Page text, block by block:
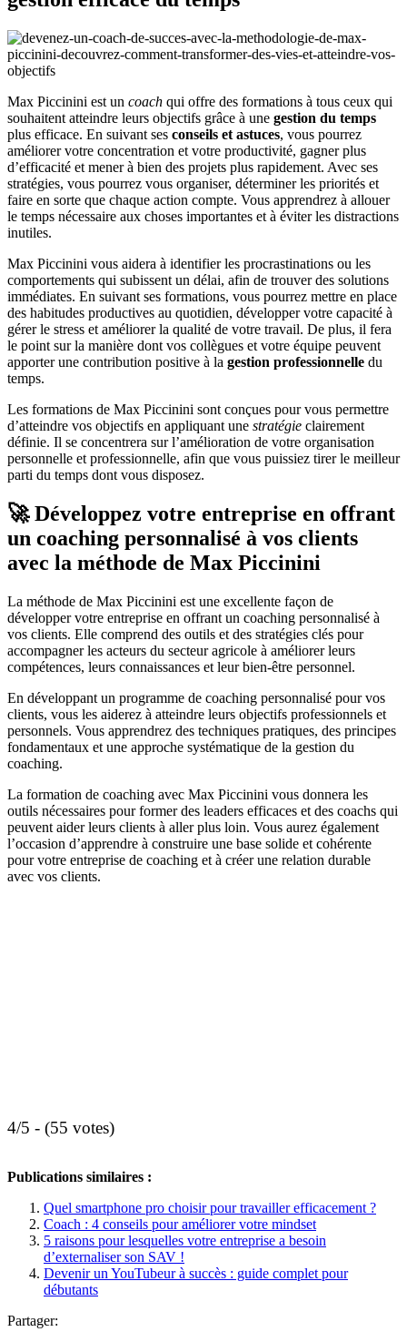
Max Piccinini est un coach qui offre des formations à tous ceux qui
souhaitent atteindre leurs objectifs grâce à une gestion du temps
plus efficace. En suivant ses conseils et astuces, vous pourrez
améliorer votre concentration et votre productivité, gagner plus
d’efficacité et mener à bien des projets plus rapidement. Avec ses
stratégies, vous pourrez vous organiser, déterminer les priorités et
faire en sorte que chaque action compte. Vous apprendrez à allouer
le temps nécessaire aux choses importantes et à éviter les distractions
inutiles.
Max Piccinini vous aidera à identifier les procrastinations ou les
comportements qui subissent un délai, afin de trouver des solutions
immédiates. En suivant ses formations, vous pourrez mettre en place
des habitudes productives au quotidien, développer votre capacité à
gérer le stress et améliorer la qualité de votre travail. De plus, il fera
le point sur la manière dont vos collègues et votre équipe peuvent
apporter une contribution positive à la gestion professionnelle du
temps.
Les formations de Max Piccinini sont conçues pour vous permettre
d’atteindre vos objectifs en appliquant une stratégie clairement
définie. Il se concentrera sur l’amélioration de votre organisation
personnelle et professionnelle, afin que vous puissiez tirer le meilleur
parti du temps dont vous disposez.
🚀 Développez votre entreprise en offrant
un coaching personnalisé à vos clients
avec la méthode de Max Piccinini
La méthode de Max Piccinini est une excellente façon de
développer votre entreprise en offrant un coaching personnalisé à
vos clients. Elle comprend des outils et des stratégies clés pour
accompagner les acteurs du secteur agricole à améliorer leurs
compétences, leurs connaissances et leur bien-être personnel.
En développant un programme de coaching personnalisé pour vos
clients, vous les aiderez à atteindre leurs objectifs professionnels et
personnels. Vous apprendrez des techniques pratiques, des principes
fondamentaux et une approche systématique de la gestion du
coaching.
La formation de coaching avec Max Piccinini vous donnera les
outils nécessaires pour former des leaders efficaces et des coachs qui
peuvent aider leurs clients à aller plus loin. Vous aurez également
l’occasion d’apprendre à construire une base solide et cohérente
pour votre entreprise de coaching et à créer une relation durable
avec vos clients.
4/5 - (55 votes)
Publications similaires :
Quel smartphone pro choisir pour travailler efficacement ?
Coach : 4 conseils pour améliorer votre mindset
5 raisons pour lesquelles votre entreprise a besoin
d’externaliser son SAV !
Devenir un YouTubeur à succès : guide complet pour
débutants
Partager: